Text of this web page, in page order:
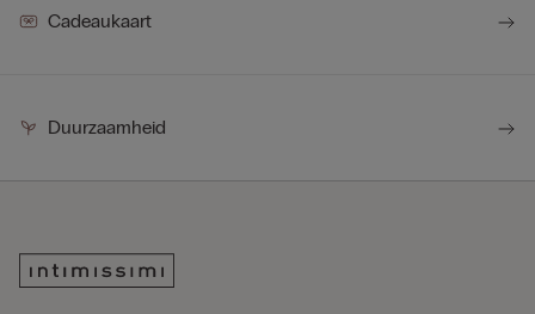
Cadeaukaart
Duurzaamheid